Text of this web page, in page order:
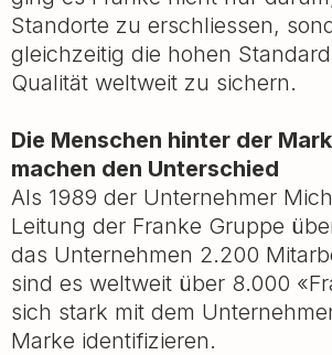
Standorte zu erschliessen,
gleichzeitig die hohen
Qualität weltweit zu sichern.
Die Menschen hinter der
machen den Unterschied
Als 1989 der Unternehmer
Leitung der Franke Gruppe
das Unternehmen 2.200
sind es weltweit über 8.000
sich stark mit dem
Marke identifizieren.